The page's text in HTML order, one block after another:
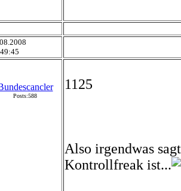
Posts:588
1125
Also irgendwas
Kontrollfreak ist...